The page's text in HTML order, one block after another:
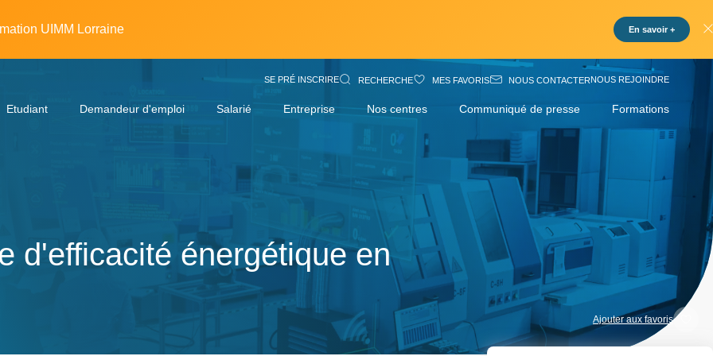
UIMM Lorraine En savoir +
SE PRÉ INSCRIRE RECHERCHE MES FAVORIS NOUS CONTACTERNOUS REJOINDRE
Etudiant Demandeur d'emploi Salarié Entreprise Nos centres Communiqué de presse Formations
d'efficacité énergétique en
Ajouter aux favoris